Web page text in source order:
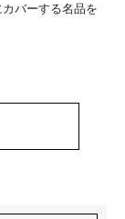
カバーする名品を